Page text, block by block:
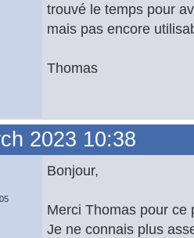
trouvé le temps pour
mais pas encore
Thomas
2023 10:38
Bonjour,
Merci Thomas pour ce
Je ne connais plus